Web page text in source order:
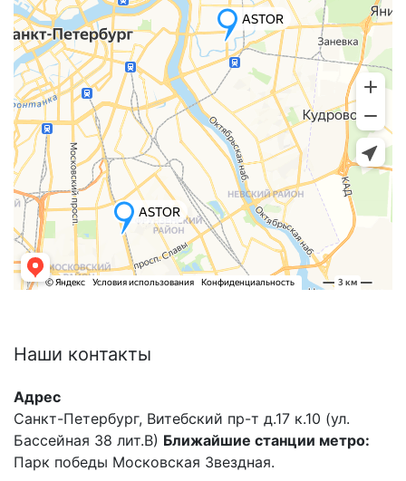
Наши контакты
Адрес
Санкт-Петербург, Витебский пр-т д.17 к.10 (ул.
Бассейная 38 лит.В) Ближайшие станции метро:
Парк победы Московская Звездная.